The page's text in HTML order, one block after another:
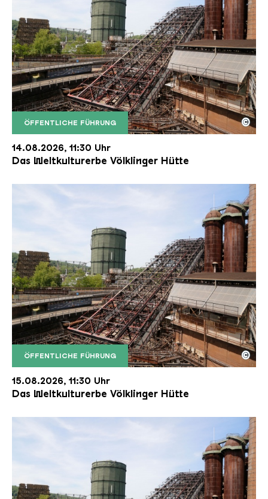
ÖFFENTLICHE FÜHRUNG
Der Erzschrägaufzug der Völklinger Hütte mit
Copyright: Weltkulturerbe Völklinger Hütte | Karl
©
14.08.2026, 11:30 Uhr
Das Weltkulturerbe Völklinger Hütte
ÖFFENTLICHE FÜHRUNG
Der Erzschrägaufzug der Völklinger Hütte mit
Copyright: Weltkulturerbe Völklinger Hütte | Karl
©
15.08.2026, 11:30 Uhr
Das Weltkulturerbe Völklinger Hütte